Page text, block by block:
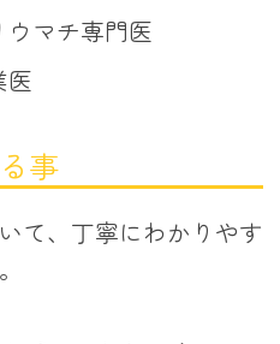
ウマチ専門医
医
事
て、丁寧にわかりやす